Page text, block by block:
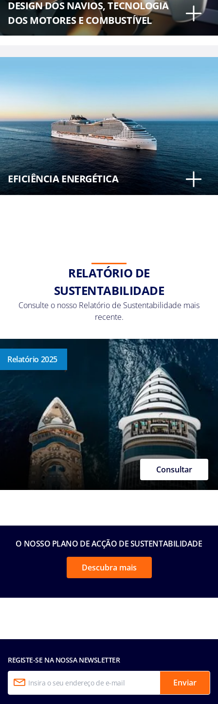
DESIGN DOS NAVIOS, TECNOLOGIA
DOS MOTORES E COMBUSTÍVEL
EFICIÊNCIA ENERGÉTICA
RELATÓRIO DE
SUSTENTABILIDADE
Consulte o nosso Relatório de Sustentabilidade mais
recente.
Relatório 2025
Consultar
O NOSSO PLANO DE ACÇÃO DE SUSTENTABILIDADE
Descubra mais
REGISTE-SE NA NOSSA NEWSLETTER
Enviar